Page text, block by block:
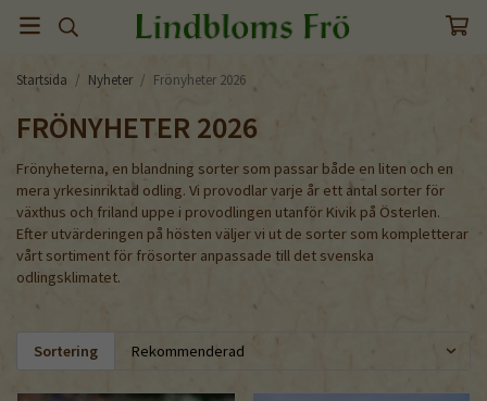
Startsida / Nyheter / Frönyheter 2026
FRÖNYHETER 2026
Frönyheterna, en blandning sorter som passar både en liten och en
mera yrkesinriktad odling. Vi provodlar varje år ett antal sorter för
växthus och friland uppe i provodlingen utanför Kivik på Österlen.
Efter utvärderingen på hösten väljer vi ut de sorter som kompletterar
vårt sortiment för frösorter anpassade till det svenska
odlingsklimatet.
Sortering